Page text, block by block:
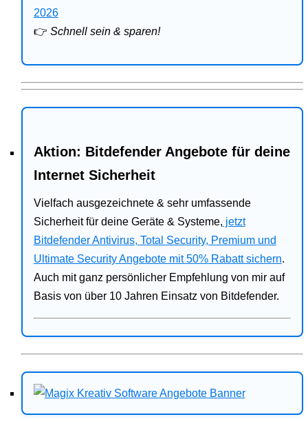
Ratgeber
2026
👉 Schnell sein & sparen!
Aktion: Bitdefender Angebote für deine
Internet Sicherheit
Vielfach ausgezeichnete & sehr umfassende
Sicherheit für deine Geräte & Systeme, jetzt
Bitdefender Antivirus, Total Security, Premium und
Ultimate Security Angebote mit 50% Rabatt sichern.
Auch mit ganz persönlicher Empfehlung von mir auf
Basis von über 10 Jahren Einsatz von Bitdefender.